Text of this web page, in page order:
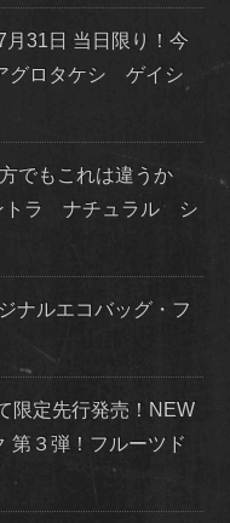
31日 当日限り！今
グロタケシ ゲイシ
でもこれは違うか
トラ ナチュラル シ
ナルエコバッグ・フ
限定先行発売！NEW
第３弾！フルーツド